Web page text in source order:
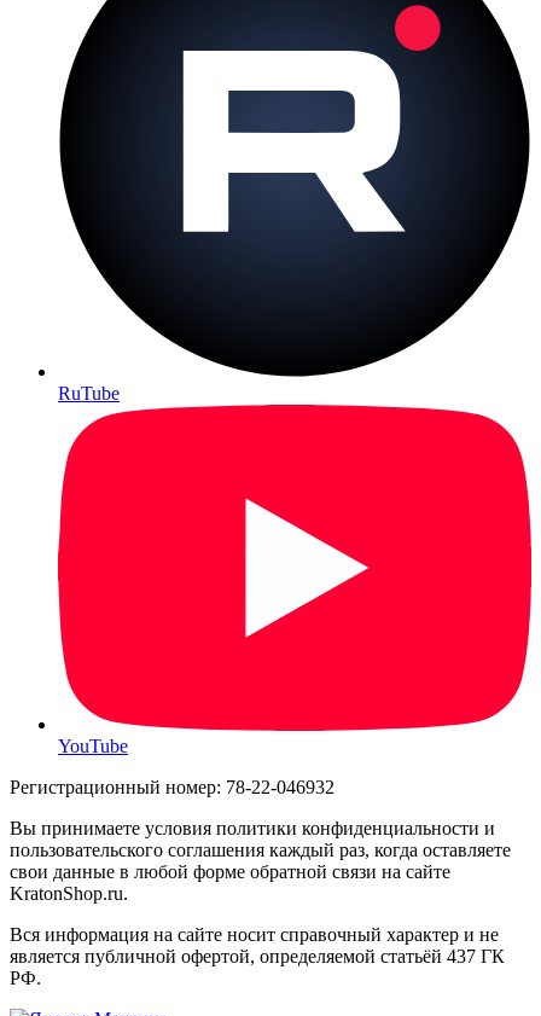
RuTube
YouTube
Регистрационный номер: 78-22-046932
Вы принимаете условия политики конфиденциальности и
пользовательского соглашения каждый раз, когда оставляете
свои данные в любой форме обратной связи на сайте
KratonShop.ru.
Вся информация на сайте носит справочный характер и не
является публичной офертой, определяемой статьёй 437 ГК
РФ.